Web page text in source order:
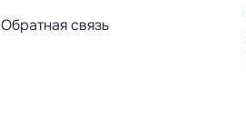
Обратная связь